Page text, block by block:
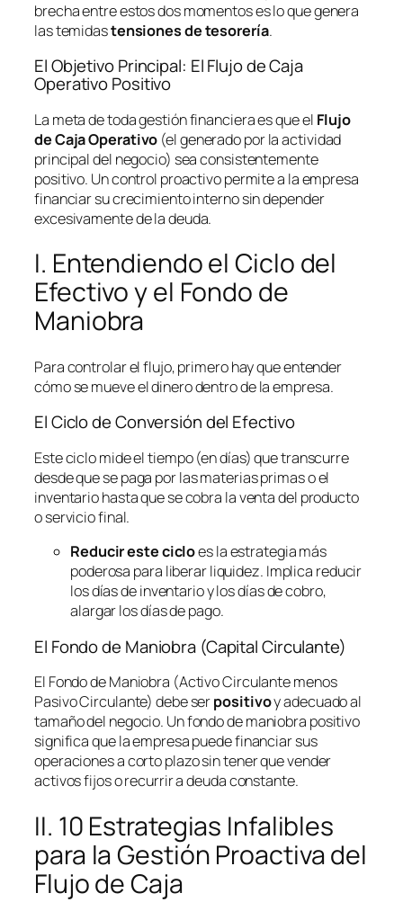
brecha entre estos dos momentos es lo que genera
las temidastensiones de tesorería.
El Objetivo Principal: El Flujo de Caja
Operativo Positivo
La meta de toda gestión financiera es que el Flujo
de Caja Operativo (el generado por la actividad
principal del negocio) sea consistentemente
positivo. Un control proactivo permite a la empresa
financiar su crecimiento interno sin depender
excesivamente de la deuda.
I. Entendiendo el Ciclo del
Efectivo y el Fondo de
Maniobra
Para controlar el flujo, primero hay que entender
cómo se mueve el dinero dentro de la empresa.
El Ciclo de Conversión del Efectivo
Este ciclo mide el tiempo (en días) que transcurre
desde que se paga por las materias primas o el
inventario hasta que se cobra la venta del producto
o servicio final.
Reducir este cicloes la estrategia más
poderosa para liberar liquidez. Implica reducir
los días de inventario y los días de cobro,
alargar los días de pago.
El Fondo de Maniobra (Capital Circulante)
El Fondo de Maniobra (Activo Circulante menos
Pasivo Circulante) debe serpositivoy adecuado al
tamaño del negocio. Un fondo de maniobra positivo
significa que la empresa puede financiar sus
operaciones a corto plazo sin tener que vender
activos fijos o recurrir a deuda constante.
II. 10 Estrategias Infalibles
para la Gestión Proactiva del
Flujo de Caja